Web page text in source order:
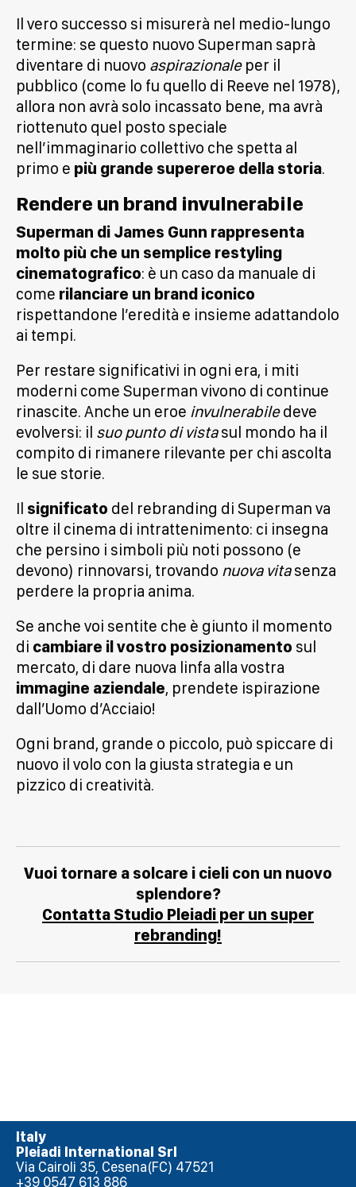
Il vero successo si misurerà nel medio-lungo
termine: se questo nuovo Superman saprà
diventare di nuovo aspirazionaleper il
pubblico (come lo fu quello di Reeve nel 1978),
allora non avrà solo incassato bene, ma avrà
riottenuto quel posto speciale
nell’immaginario collettivo che spetta al
primo e più grande supereroe della storia.
Rendere un brand invulnerabile
Superman di James Gunn rappresenta
molto più che un semplice restyling
cinematografico: è un caso da manuale di
come rilanciare un brand iconico
rispettandone l’eredità e insieme adattandolo
ai tempi.
Per restare significativi in ogni era, i miti
moderni come Superman vivono di continue
rinascite. Anche un eroe invulnerabiledeve
evolversi: il suo punto di vistasul mondo ha il
compito di rimanere rilevante per chi ascolta
le sue storie.
Il significato del rebranding di Superman va
oltre il cinema di intrattenimento: ci insegna
che persino i simboli più noti possono (e
devono) rinnovarsi, trovando nuova vitasenza
perdere la propria anima.
Se anche voi sentite che è giunto il momento
di cambiare il vostro posizionamento sul
mercato, di dare nuova linfa alla vostra
immagine aziendale, prendete ispirazione
dall’Uomo d’Acciaio!
Ogni brand, grande o piccolo, può spiccare di
nuovo il volo con la giusta strategia e un
pizzico di creatività.
Vuoi tornare a solcare i cieli con un nuovo
splendore?
Contatta Studio Pleiadi per un super
rebranding!
Italy
Pleiadi International Srl
Via Cairoli 35, Cesena(FC) 47521
+39 0547 613 886